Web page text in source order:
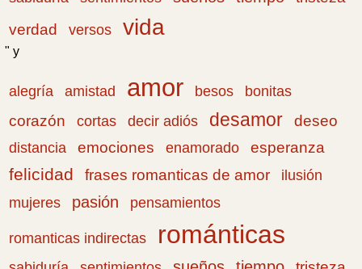
verdad
versos vida
" y
alegría amistad amor besos
bonitas
corazón
cortas decir adiós desamor deseo
distancia emociones enamorado esperanza
felicidad frases romanticas de amor
ilusión
mujeres
pasión pensamientos
romanticas indirectas románticas